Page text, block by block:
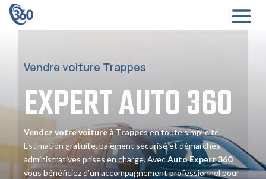
Vendre voiture Trappes
EXPERTAUTO360
Vendez votre voiture à Trappesen toute simplicité.
Estimation gratuite, paiement sécurisé et démarches
administratives prises en charge. AvecAuto Expert 360,
vous bénéficiez d’un accompagnement professionnel pour